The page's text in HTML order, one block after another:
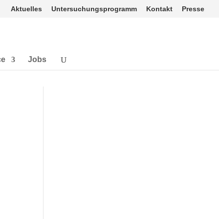
Aktuelles Untersuchungsprogramm Kontakt Presse
Jobs